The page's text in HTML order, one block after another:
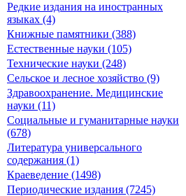
Редкие издания на иностранных
языках (4)
Книжные памятники (388)
Естественные науки (105)
Технические науки (248)
Сельское и лесное хозяйство (9)
Здравоохранение. Медицинские
науки (11)
Социальные и гуманитарные науки
(678)
Литература универсального
содержания (1)
Краеведение (1498)
Периодические издания (7245)